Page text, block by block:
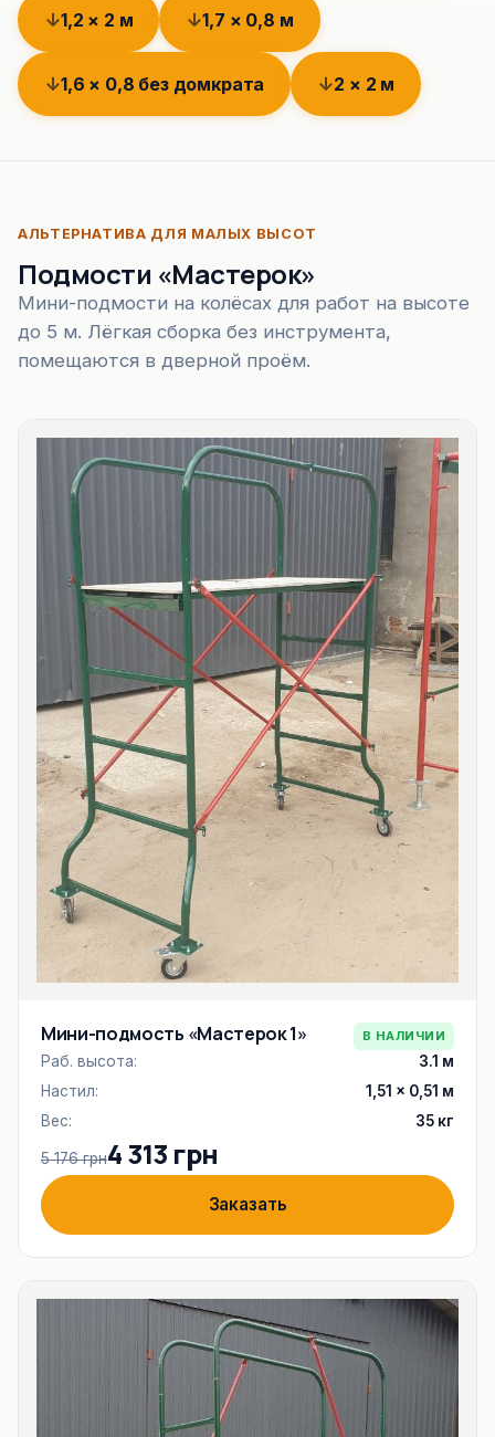
1,2 × 2 м 1,7 × 0,8 м
1,6 × 0,8 без домкрата 2 × 2 м
АЛЬТЕРНАТИВА ДЛЯ МАЛЫХ ВЫСОТ
Подмости «Мастерок»
Мини-подмости на колёсах для работ на высоте
до 5 м. Лёгкая сборка без инструмента,
помещаются в дверной проём.
Мини-подмость «Мастерок 1» В НАЛИЧИИ
Раб. высота:
3.1 м
Настил:
1,51 × 0,51 м
Вес:
35 кг
5 176 грн4 313 грн
Заказать